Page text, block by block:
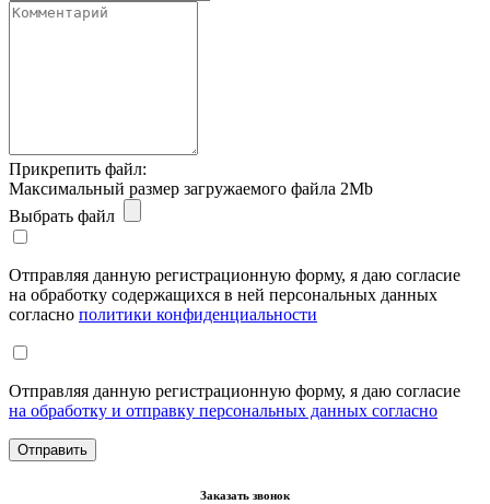
Прикрепить файл:
Максимальный размер загружаемого файла 2Mb
Выбрать файл
Отправляя данную регистрационную форму, я даю согласие
на обработку содержащихся в ней персональных данных
согласно политики конфиденциальности
Отправляя данную регистрационную форму, я даю согласие
на обработку и отправку персональных данных согласно
Заказать звонок